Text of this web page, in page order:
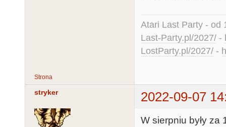
Atari Last Party - od
Last-Party.pl/2027/ -
LostParty.pl/2027/ -
Strona
stryker 2022-09-07
W sierpniu były za